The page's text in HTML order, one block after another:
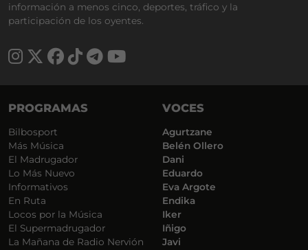
información a menos cinco, deportes, tráfico y la
participación de los oyentes.
PROGRAMAS
Bilbosport
Más Música
El Madrugador
Lo Más Nuevo
Informativos
En Ruta
Locos por la Música
El Supermadrugador
La Mañana de Radio Nervión
VOCES
Agurtzane
Belén Ollero
Dani
Eduardo
Eva Argote
Endika
Iker
Iñigo
Javi